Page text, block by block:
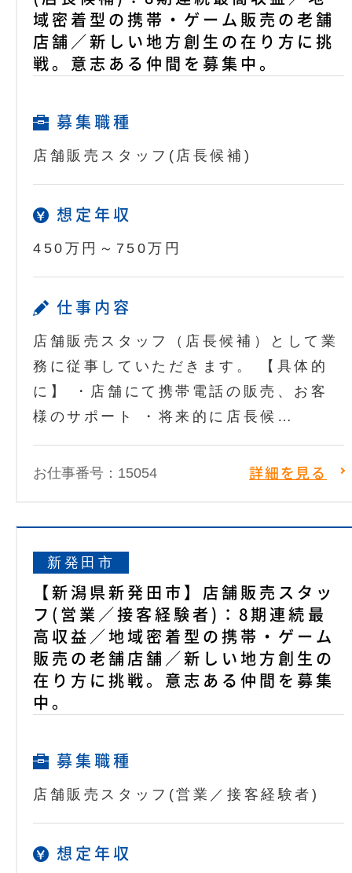
域密着型の携帯・ゲーム販売の老舗
店舗／新しい地方創生の在り方に挑
戦。意志ある仲間を募集中。
募集職種
店舗販売スタッフ(店長候補)
想定年収
450万円～750万円
仕事内容
店舗販売スタッフ（店長候補）として業
務に従事していただきます。 【具体的
に】 ・店舗にて携帯電話の販売、お客
様のサポート ・将来的に店長候…
お仕事番号：15054 詳細を見る
新発田市
【新潟県新発田市】店舗販売スタッ
フ(営業／接客経験者)：8期連続最
高収益／地域密着型の携帯・ゲーム
販売の老舗店舗／新しい地方創生の
在り方に挑戦。意志ある仲間を募集
中。
募集職種
店舗販売スタッフ(営業／接客経験者)
想定年収